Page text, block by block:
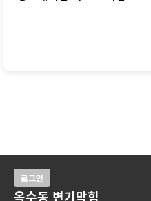
로그인
옥수동 변기막힘